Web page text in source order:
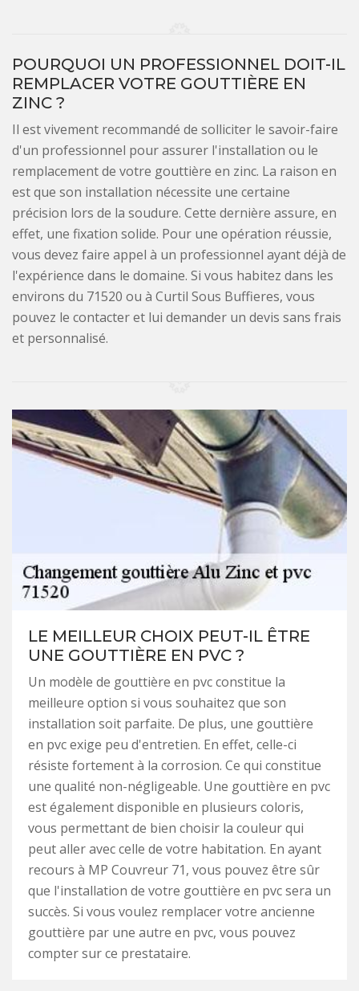
POURQUOI UN PROFESSIONNEL DOIT-IL
REMPLACER VOTRE GOUTTIÈRE EN
ZINC ?
Il est vivement recommandé de solliciter le savoir-faire
d'un professionnel pour assurer l'installation ou le
remplacement de votre gouttière en zinc. La raison en
est que son installation nécessite une certaine
précision lors de la soudure. Cette dernière assure, en
effet, une fixation solide. Pour une opération réussie,
vous devez faire appel à un professionnel ayant déjà de
l'expérience dans le domaine. Si vous habitez dans les
environs du 71520 ou à Curtil Sous Buffieres, vous
pouvez le contacter et lui demander un devis sans frais
et personnalisé.
LE MEILLEUR CHOIX PEUT-IL ÊTRE
UNE GOUTTIÈRE EN PVC ?
Un modèle de gouttière en pvc constitue la
meilleure option si vous souhaitez que son
installation soit parfaite. De plus, une gouttière
en pvc exige peu d'entretien. En effet, celle-ci
résiste fortement à la corrosion. Ce qui constitue
une qualité non-négligeable. Une gouttière en pvc
est également disponible en plusieurs coloris,
vous permettant de bien choisir la couleur qui
peut aller avec celle de votre habitation. En ayant
recours à MP Couvreur 71, vous pouvez être sûr
que l'installation de votre gouttière en pvc sera un
succès. Si vous voulez remplacer votre ancienne
gouttière par une autre en pvc, vous pouvez
compter sur ce prestataire.